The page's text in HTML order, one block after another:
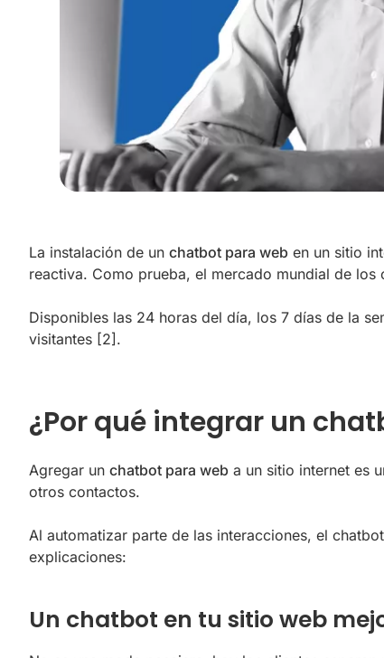
La instalación de un chatbot para web en un sitio
reactiva. Como prueba, el mercado mundial de
Disponibles las 24 horas del día, los 7 días de la
visitantes [2] .
¿Por qué integrar un
Agregar un chatbot para web a un sitio internet es
otros contactos.
Al automatizar parte de las interacciones, el
explicaciones:
Un chatbot en tu sitio web